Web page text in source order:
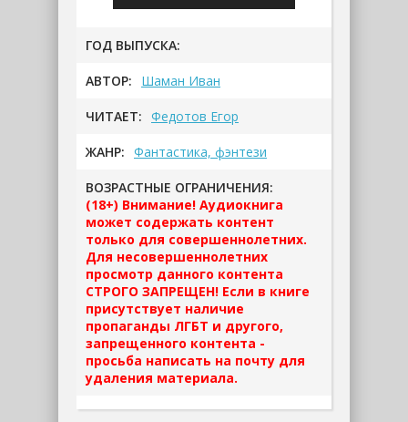
ГОД ВЫПУСКА:
АВТОР: Шаман Иван
ЧИТАЕТ: Федотов Егор
ЖАНР: Фантастика, фэнтези
ВОЗРАСТНЫЕ ОГРАНИЧЕНИЯ:
(18+) Внимание! Аудиокнига
может содержать контент
только для совершеннолетних.
Для несовершеннолетних
просмотр данного контента
СТРОГО ЗАПРЕЩЕН! Если в книге
присутствует наличие
пропаганды ЛГБТ и другого,
запрещенного контента -
просьба написать на почту для
удаления материала.